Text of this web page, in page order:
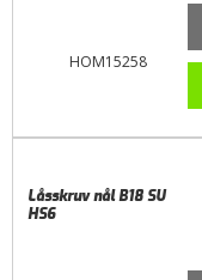
HOM15258
Låsskruv nål B18 SU
HS6